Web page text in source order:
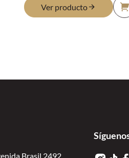
de agradable aroma y sabor
Ver producto
Brasil 2492,